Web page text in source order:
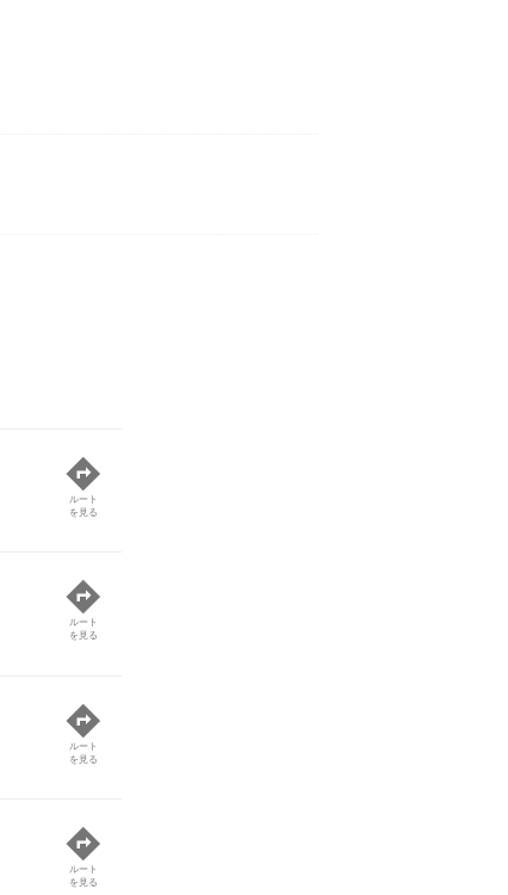
ルート
を見る
ルート
を見る
ルート
を見る
ルート
を見る